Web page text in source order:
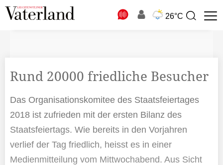
26°C
Suchbegriff
Rund 20000 friedliche Besucher
Das Organisationskomitee des Staatsfeiertages
2018 ist zufrieden mit der ersten Bilanz des
Staatsfeiertags. Wie bereits in den Vorjahren
verlief der Tag friedlich, heisst es in einer
Medienmitteilung vom Mittwochabend. Aus Sicht